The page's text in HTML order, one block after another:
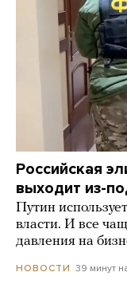
Российская
выходит из-
Путин
власти. И все
давления на
НОВОСТИ 39 минут